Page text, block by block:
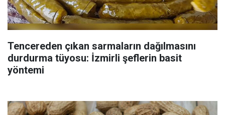
Tencereden çıkan sarmaların dağılmasını
durdurma tüyosu: İzmirli şeflerin basit
yöntemi